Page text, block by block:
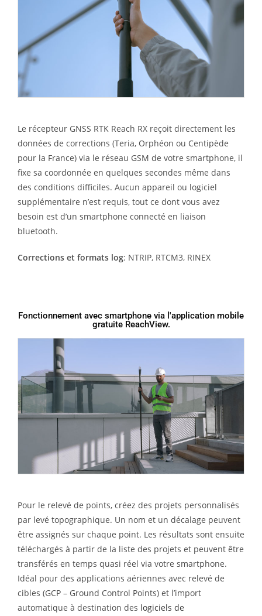
Le récepteur GNSS RTK Reach RX reçoit directement les
données de corrections (Teria, Orphéon ou Centipède
pour la France) via le réseau GSM de votre smartphone, il
fixe sa coordonnée en quelques secondes même dans
des conditions difficiles. Aucun appareil ou logiciel
supplémentaire n’est requis, tout ce dont vous avez
besoin est d’un smartphone connecté en liaison
bluetooth.
Corrections et formats log: NTRIP, RTCM3, RINEX
Fonctionnement avec smartphone via l'application mobile
gratuite ReachView.
Pour le relevé de points, créez des projets personnalisés
par levé topographique. Un nom et un décalage peuvent
être assignés sur chaque point. Les résultats sont ensuite
téléchargés à partir de la liste des projets et peuvent être
transférés en temps quasi réel via votre smartphone.
Idéal pour des applications aériennes avec relevé de
cibles (GCP – Ground Control Points) et l’import
automatique à destination des logiciels de